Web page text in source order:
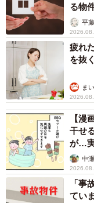
アリは意外と厄介な侵入
「このアリが目につ
月の終わり頃だった
ないので夜遅くまで
リカなどが屋内に入
る物
が解説
平
疲れ
を抜
ま
【漫
干せ
が…
中
「事
てい